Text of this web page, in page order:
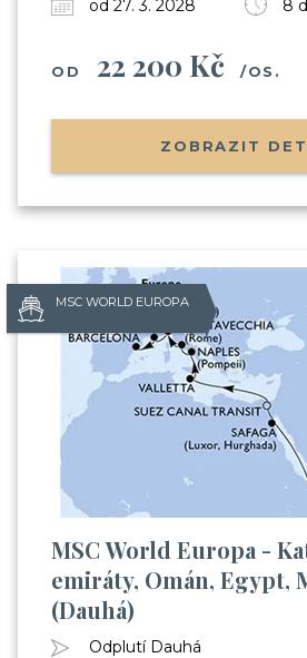
od 27. 3. 2028
8
OD 22 200 Kč /OS.
ZOBRAZIT
MSC WORLD EUROPA
MSC World Europa -
emiráty, Omán, Egypt,
(Dauhá)
Odplutí Dauhá